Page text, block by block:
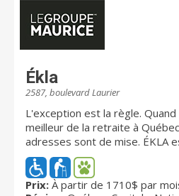
Ékla
2587, boulevard Laurier
L'exception est la règle.
meilleur de la retraite à
adresses sont de mise. ÉKLA
exactement en face des
Place Sainte-Foy, lce complexe
retraités du Groupe Maurice
Prix: À partir de 1710$ par